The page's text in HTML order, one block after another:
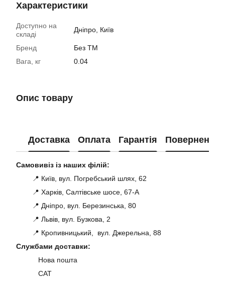
Характеристики
Доступно на
складі
Дніпро, Київ
Бренд
Без ТМ
Вага, кг
0.04
Опис товару
Доставка Оплата Гарантія Повернення
Самовивіз із наших філій:
📍 Київ, вул. Погребський шлях, 62
📍 Харків, Салтівське шосе, 67-А
📍 Дніпро, вул. Березинська, 80
📍 Львів, вул. Бузкова, 2
📍 Кропивницький, вул. Джерельна, 88
Службами доставки:
Нова пошта
САТ